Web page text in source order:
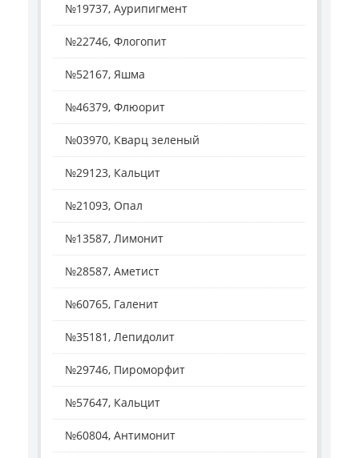
№19737, Аурипигмент
№22746, Флогопит
№52167, Яшма
№46379, Флюорит
№03970, Кварц зеленый
№29123, Кальцит
№21093, Опал
№13587, Лимонит
№28587, Аметист
№60765, Галенит
№35181, Лепидолит
№29746, Пироморфит
№57647, Кальцит
№60804, Антимонит